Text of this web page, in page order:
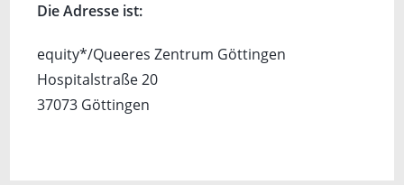
Die Adresse ist:
equity*/Queeres Zentrum Göttingen
Hospitalstraße 20
37073 Göttingen